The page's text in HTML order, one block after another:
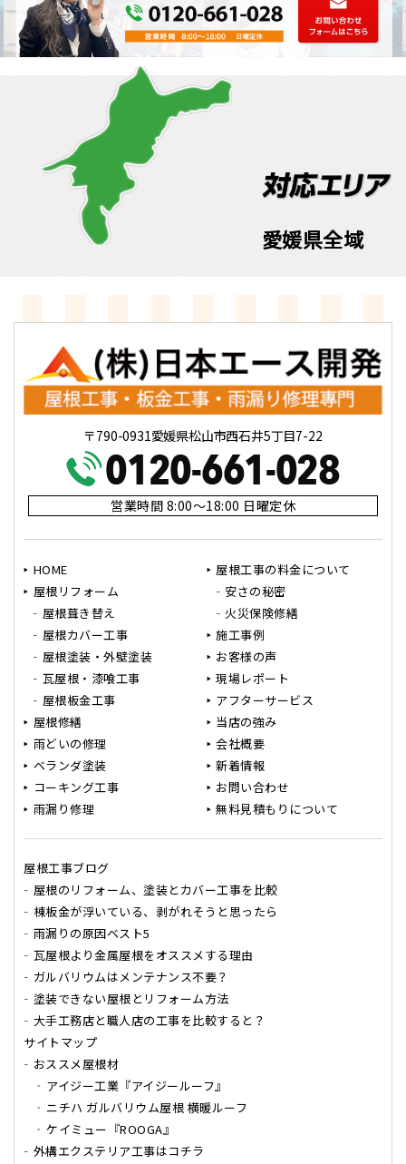
愛媛県全域
〒790-0931愛媛県松山市西石井5丁目7-22
営業時間 8:00～18:00 日曜定休
HOME
屋根リフォーム
屋根葺き替え
屋根カバー工事
屋根塗装・外壁塗装
瓦屋根・漆喰工事
屋根板金工事
屋根修繕
雨どいの修理
ベランダ塗装
コーキング工事
雨漏り修理
屋根工事の料金について
安さの秘密
火災保険修繕
施工事例
お客様の声
現場レポート
アフターサービス
当店の強み
会社概要
新着情報
お問い合わせ
無料見積もりについて
屋根工事ブログ
屋根のリフォーム、塗装とカバー工事を比較
棟板金が浮いている、剥がれそうと思ったら
雨漏りの原因ベスト5
瓦屋根より金属屋根をオススメする理由
ガルバリウムはメンテナンス不要？
塗装できない屋根とリフォーム方法
大手工務店と職人店の工事を比較すると？
サイトマップ
おススメ屋根材
アイジー工業『アイジールーフ』
ニチハ ガルバリウム屋根 横暖ルーフ
ケイミュー『ROOGA』
外構エクステリア工事はコチラ